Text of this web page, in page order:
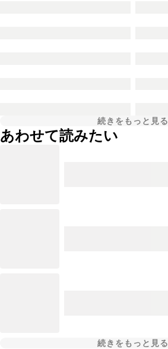
続きをもっと見る
あわせて読みたい
続きをもっと見る